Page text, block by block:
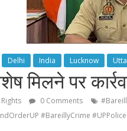
Delhi India Lucknow
मिलने पर
0 Comments
#BareillyCrime